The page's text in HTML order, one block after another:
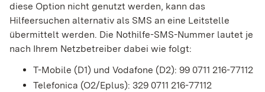
diese Option nicht genutzt werden, kann das
Hilfeersuchen alternativ als SMS an eine Leitstelle
übermittelt werden. Die Nothilfe-SMS-Nummer lautet je
nach Ihrem Netzbetreiber dabei wie folgt:
T-Mobile (D1) und Vodafone (D2): 99 0711 216-77112
Telefonica (O2/Eplus): 329 0711 216-77112